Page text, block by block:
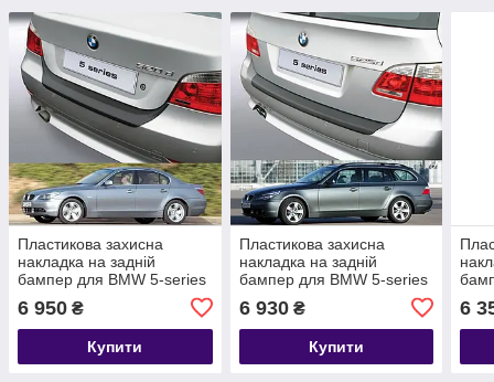
Пластикова захисна
накладка на задній
бампер для BMW 5-series
6 950 ₴
Купити
Пластикова захисна
накладка на задній
бампер для BMW 5-series
6 930₴
Купити
6